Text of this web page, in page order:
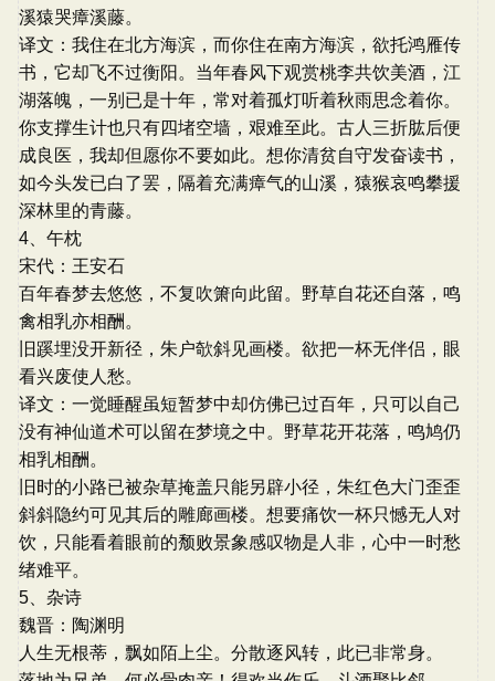
溪猿哭瘴溪藤。
译文：我住在北方海滨，而你住在南方海滨，欲托鸿雁传
书，它却飞不过衡阳。当年春风下观赏桃李共饮美酒，江
湖落魄，一别已是十年，常对着孤灯听着秋雨思念着你。
你支撑生计也只有四堵空墙，艰难至此。古人三折肱后便
成良医，我却但愿你不要如此。想你清贫自守发奋读书，
如今头发已白了罢，隔着充满瘴气的山溪，猿猴哀鸣攀援
深林里的青藤。
4、午枕
宋代：王安石
百年春梦去悠悠，不复吹箫向此留。野草自花还自落，鸣
禽相乳亦相酬。
旧蹊埋没开新径，朱户欹斜见画楼。欲把一杯无伴侣，眼
看兴废使人愁。
译文：一觉睡醒虽短暂梦中却仿佛已过百年，只可以自己
没有神仙道术可以留在梦境之中。野草花开花落，鸣鸠仍
相乳相酬。
旧时的小路已被杂草掩盖只能另辟小径，朱红色大门歪歪
斜斜隐约可见其后的雕廊画楼。想要痛饮一杯只憾无人对
饮，只能看着眼前的颓败景象感叹物是人非，心中一时愁
绪难平。
5、杂诗
魏晋：陶渊明
人生无根蒂，飘如陌上尘。分散逐风转，此已非常身。